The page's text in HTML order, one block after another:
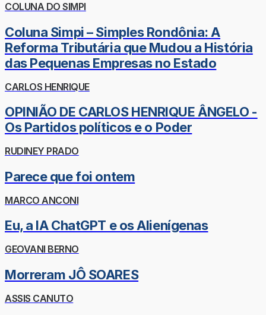
COLUNA DO SIMPI
Coluna Simpi – Simples Rondônia: A
Reforma Tributária que Mudou a História
das Pequenas Empresas no Estado
CARLOS HENRIQUE
OPINIÃO DE CARLOS HENRIQUE ÂNGELO -
Os Partidos políticos e o Poder
RUDINEY PRADO
Parece que foi ontem
MARCO ANCONI
Eu, a IA ChatGPT e os Alienígenas
GEOVANI BERNO
Morreram JÔ SOARES
ASSIS CANUTO